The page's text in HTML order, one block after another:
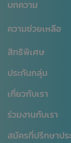
คุ้มครองอุบัติเหตุ
ประกันชีวิตควบการ
สมัครสมาชิก/เข้าสู่ร
การเรียกร้องค่าสินไ
การเปลี่ยนแปลงกร
บริการอื่นๆ
มาตรฐานการให้บริ
บทความ
ข่าวสาร CSR
ความช่วยเหลือ
สำนักงานใหญ่
สาขาไทยสมุทร
แผนผังเว็บไซต์
สิทธิพิเศษ
ประกันกลุ่ม
เกี่ยวกับเรา
ร่วมงานกับเรา
สมัครที่ปรึกษาปร